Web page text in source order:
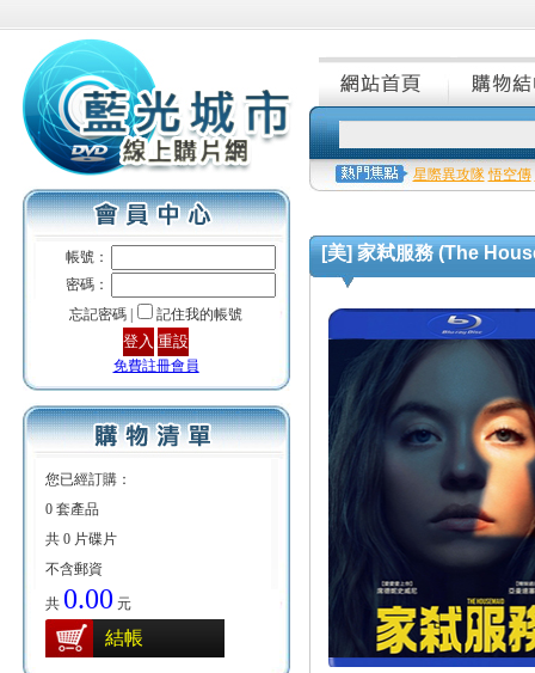
帳號：
密碼：
忘記密碼 |
記住我的帳號
免費註冊會員
您已經訂購：
0 套產品
共 0 片碟片
不含郵資
共 0.00 元
結帳
星際異攻隊 悟空傳
[美] 家弒服務 (The